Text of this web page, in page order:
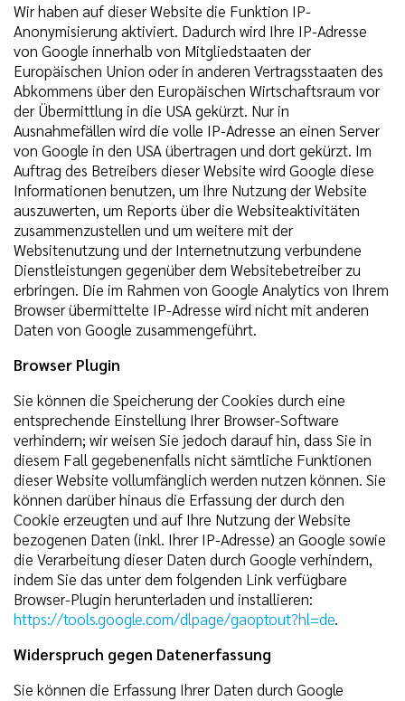
Wir haben auf dieser Website die Funktion IP-
Anonymisierung aktiviert. Dadurch wird Ihre IP-Adresse
von Google innerhalb von Mitgliedstaaten der
Europäischen Union oder in anderen Vertragsstaaten des
Abkommens über den Europäischen Wirtschaftsraum vor
der Übermittlung in die USA gekürzt. Nur in
Ausnahmefällen wird die volle IP-Adresse an einen Server
von Google in den USA übertragen und dort gekürzt. Im
Auftrag des Betreibers dieser Website wird Google diese
Informationen benutzen, um Ihre Nutzung der Website
auszuwerten, um Reports über die Websiteaktivitäten
zusammenzustellen und um weitere mit der
Websitenutzung und der Internetnutzung verbundene
Dienstleistungen gegenüber dem Websitebetreiber zu
erbringen. Die im Rahmen von Google Analytics von Ihrem
Browser übermittelte IP-Adresse wird nicht mit anderen
Daten von Google zusammengeführt.
Browser Plugin
Sie können die Speicherung der Cookies durch eine
entsprechende Einstellung Ihrer Browser-Software
verhindern; wir weisen Sie jedoch darauf hin, dass Sie in
diesem Fall gegebenenfalls nicht sämtliche Funktionen
dieser Website vollumfänglich werden nutzen können. Sie
können darüber hinaus die Erfassung der durch den
Cookie erzeugten und auf Ihre Nutzung der Website
bezogenen Daten (inkl. Ihrer IP-Adresse) an Google sowie
die Verarbeitung dieser Daten durch Google verhindern,
indem Sie das unter dem folgenden Link verfügbare
Browser-Plugin herunterladen und installieren:
https://tools.google.com/dlpage/gaoptout?hl=de.
Widerspruch gegen Datenerfassung
Sie können die Erfassung Ihrer Daten durch Google